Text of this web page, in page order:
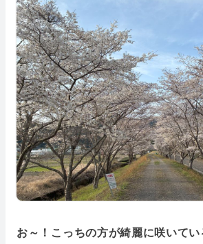
お～！こっちの方が綺麗に咲いて